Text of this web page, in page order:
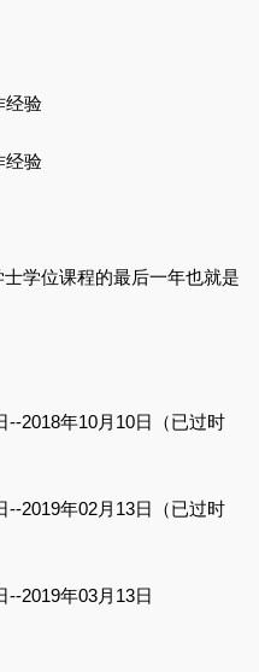
经验
经验
学位课程的最后一年也就是
2018年10月10日（已过时
2019年02月13日（已过时
2019年03月13日